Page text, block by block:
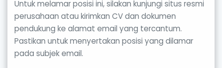
Untuk melamar posisi ini, silakan kunjungi situs resmi
perusahaan atau kirimkan CV dan dokumen
pendukung ke alamat email yang tercantum.
Pastikan untuk menyertakan posisi yang dilamar
pada subjek email.